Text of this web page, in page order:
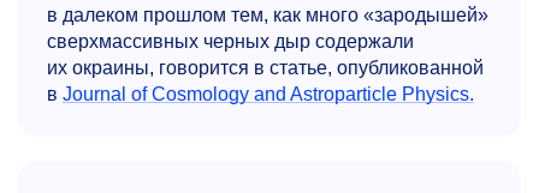
в далеком прошлом тем, как много «зародышей»
сверхмассивных черных дыр содержали
их окраины, говорится в статье, опубликованной
в Journal of Cosmology and Astroparticle Physics.